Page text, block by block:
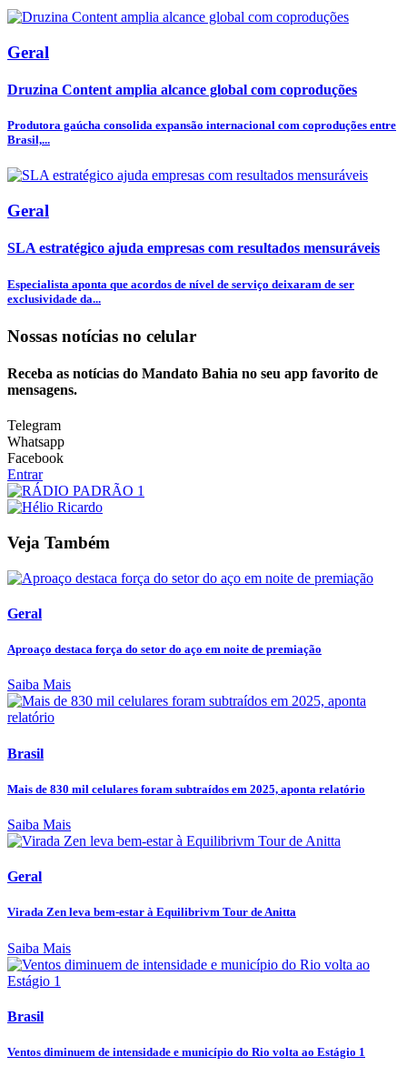
Geral
Druzina Content amplia alcance global com coproduções
Produtora gaúcha consolida expansão internacional com coproduções entre
Brasil,...
Geral
SLA estratégico ajuda empresas com resultados mensuráveis
Especialista aponta que acordos de nível de serviço deixaram de ser
exclusividade da...
Nossas notícias no celular
Receba as notícias do Mandato Bahia no seu app favorito de
mensagens.
Telegram
Whatsapp
Facebook
Entrar
Veja Também
Geral
Aproaço destaca força do setor do aço em noite de premiação
Saiba Mais
Brasil
Mais de 830 mil celulares foram subtraídos em 2025, aponta relatório
Saiba Mais
Geral
Virada Zen leva bem-estar à Equilibrivm Tour de Anitta
Saiba Mais
Brasil
Ventos diminuem de intensidade e município do Rio volta ao Estágio 1